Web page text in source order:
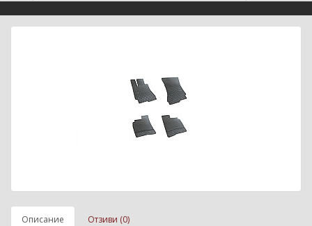
Описание Отзиви (0)